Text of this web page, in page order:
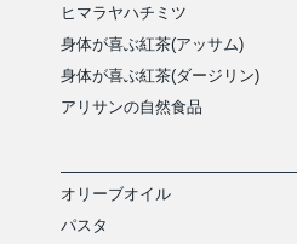
ヒマラヤハチミツ
身体が喜ぶ紅茶(アッサム)
身体が喜ぶ紅茶(ダージリン)
アリサンの自然食品
オリーブオイル
パスタ